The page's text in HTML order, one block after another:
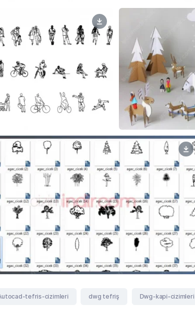
tefris-cizimleri dwg tefriş Dwg-kapi-cizimleri